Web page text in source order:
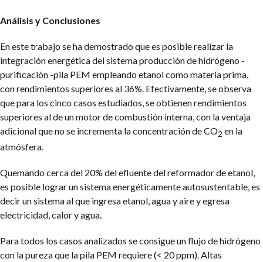
Análisis y Conclusiones
En este trabajo se ha demostrado que es posible realizar la
integración energética del sistema producción de hidrógeno -
purificación -pila PEM empleando etanol como materia prima,
con rendimientos superiores al 36%. Efectivamente, se observa
que para los cinco casos estudiados, se obtienen rendimientos
superiores al de un motor de combustión interna, con la ventaja
adicional que no se incrementa la concentración de CO2 en la
atmósfera.
Quemando cerca del 20% del efluente del reformador de etanol,
es posible lograr un sistema energéticamente autosustentable, es
decir un sistema al que ingresa etanol, agua y aire y egresa
electricidad, calor y agua.
Para todos los casos analizados se consigue un flujo de hidrógeno
con la pureza que la pila PEM requiere (< 20 ppm). Altas